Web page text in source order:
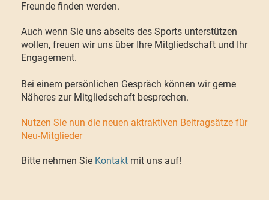
Freunde finden werden.
Auch wenn Sie uns abseits des Sports unterstützen
wollen, freuen wir uns über Ihre Mitgliedschaft und Ihr
Engagement.
Bei einem persönlichen Gespräch können wir gerne
Näheres zur Mitgliedschaft besprechen.
Nutzen Sie nun die neuen aktraktiven Beitragsätze für
Neu-Mitglieder
Bitte nehmen Sie Kontakt mit uns auf!